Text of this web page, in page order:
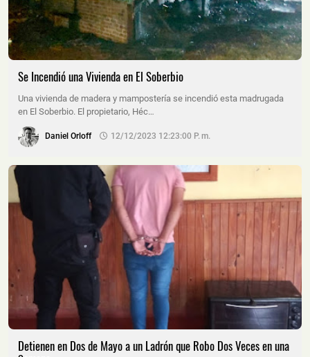
Se Incendió una Vivienda en El Soberbio
Una vivienda de madera y mampostería se incendió esta madrugada
en El Soberbio. El propietario, Héc…
Daniel Orloff 12/12/2023 12:23:00 P. M.
Detienen en Dos de Mayo a un Ladrón que Robo Dos Veces en una